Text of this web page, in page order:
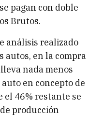
pagan con doble
Brutos.
análisis realizado
autos, en la compra
nada menos
en concepto de
el 46% restante se
producción